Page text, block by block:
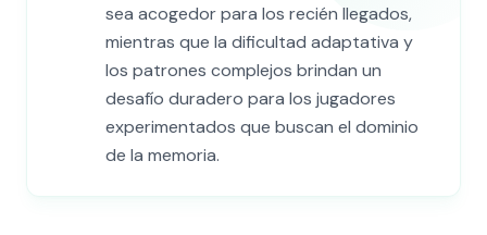
sea acogedor para los recién llegados,
mientras que la dificultad adaptativa y
los patrones complejos brindan un
desafío duradero para los jugadores
experimentados que buscan el dominio
de la memoria.